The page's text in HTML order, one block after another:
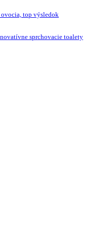
top výsledok
sprchovacie toalety